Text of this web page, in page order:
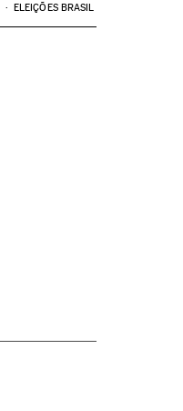
ELEIÇÕES BRASIL